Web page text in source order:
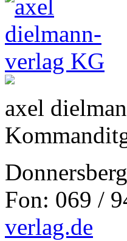
axel
Fon: 069 /
verlag.de